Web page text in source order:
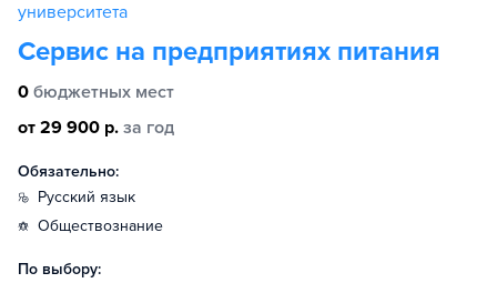
университета
Сервис на предприятиях питания
0 бюджетных мест
от 29 900 р. за год
Обязательно:
русский язык
обществознание
По выбору: